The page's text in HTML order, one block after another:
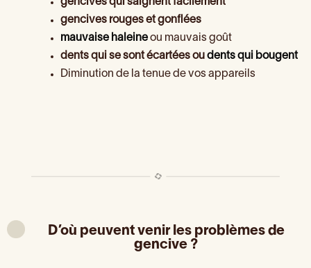
gencives rouges et gonflées
mauvaise haleineou mauvais goût
dents qui se sont écartées ou dents qui bougent
Diminution de la tenue de vos appareils
D’où peuvent venir les problèmes de
gencive ?